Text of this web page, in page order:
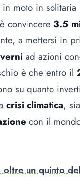
moto in
convincere 3.5
a mettersi in
ad azioni
è che entro il
su quanto
crisi climatica,
con il
oltre un quinto